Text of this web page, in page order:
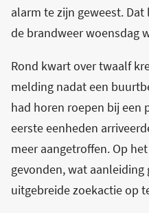
alarm te zijn geweest.
de brandweer woensdag
Rond kwart over twaalf
melding nadat een
had horen roepen bij een
eerste eenheden
meer aangetroffen. Op
gevonden, wat aanleiding
uitgebreide zoekactie op